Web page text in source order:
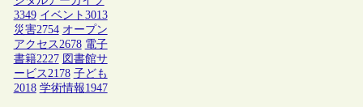
3349 イベント 3013
災害2754 オープン
アクセス2678 電子
書籍2227 図書館サ
ービス2178 子ども
2018 学術情報1947